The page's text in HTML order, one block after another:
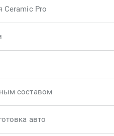
Ceramic Pro
составом
авто